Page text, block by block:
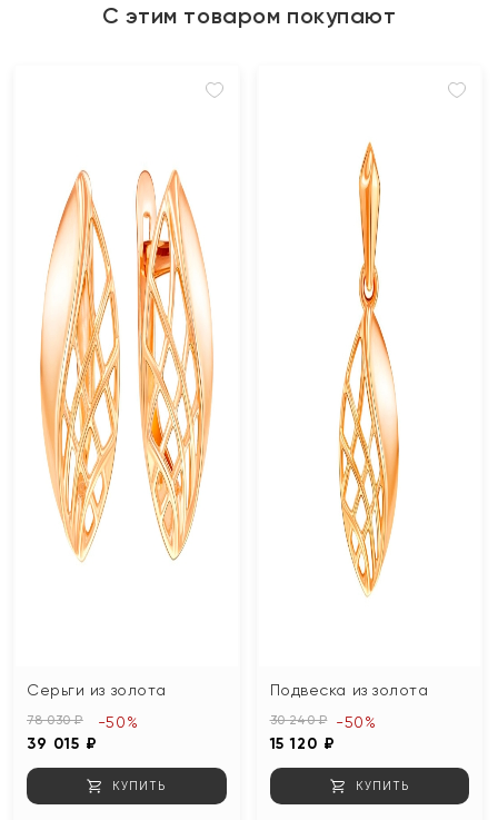
С этим товаром покупают
Серьги из золота
78 030 ₽
39 015 ₽
-50%
КУПИТЬ
Подвеска из золота
30 240 ₽
15 120 ₽
-50%
КУПИТЬ